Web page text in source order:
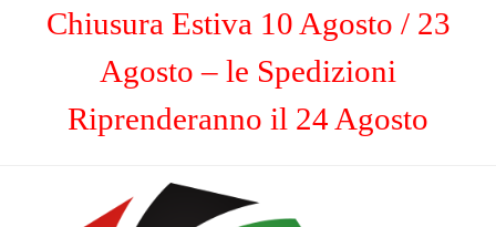
Chiusura Estiva 10 Agosto / 23
Agosto – le Spedizioni
Riprenderanno il 24 Agosto